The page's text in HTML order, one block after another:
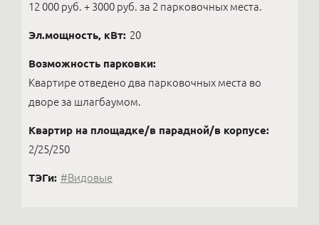
12 000 руб. + 3000 руб. за 2 парковочных места.
Эл.мощность, кВт: 20
Возможность парковки:
Квартире отведено два парковочных места во
дворе за шлагбаумом.
Квартир на площадке/в парадной/в корпусе:
2/25/250
ТЭГи: #Видовые